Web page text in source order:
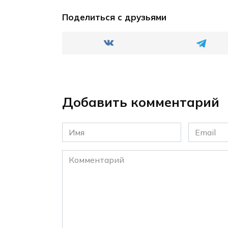
Поделиться с друзьями
Добавить комментарий
Имя
*
Email
*
Комментарий